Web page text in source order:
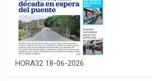
HORA32 18-06-2026